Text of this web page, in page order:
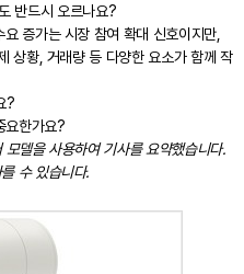
반드시 오르나요?
증가는 시장 참여 확대 신호이지만,
상황, 거래량 등 다양한 요소가 함께 작
?
요한가요?
델을 사용하여 기사를 요약했습니다.
수 있습니다.